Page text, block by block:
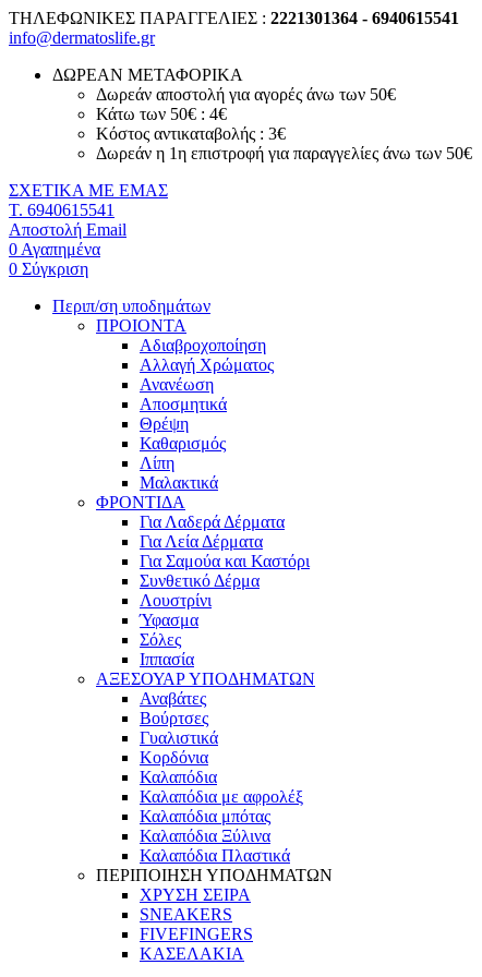
ΤΗΛΕΦΩΝΙΚΕΣ ΠΑΡΑΓΓΕΛΙΕΣ : 2221301364 - 6940615541
info@dermatoslife.gr
ΔΩΡΕΑΝ ΜΕΤΑΦΟΡΙΚΑ
Δωρεάν αποστολή για αγορές άνω των 50€
Κάτω των 50€ : 4€
Κόστος αντικαταβολής : 3€
Δωρεάν η 1η επιστροφή για παραγγελίες άνω των 50€
ΣΧΕΤΙΚΑ ΜΕ ΕΜΑΣ
T. 6940615541
Αποστολή Email
0 Αγαπημένα
0 Σύγκριση
Περιπ/ση υποδημάτων
ΠΡΟΙΟΝΤΑ
Αδιαβροχοποίηση
Αλλαγή Χρώματος
Ανανέωση
Αποσμητικά
Θρέψη
Καθαρισμός
Λίπη
Μαλακτικά
ΦΡΟΝΤΙΔΑ
Για Λαδερά Δέρματα
Για Λεία Δέρματα
Για Σαμούα και Καστόρι
Συνθετικό Δέρμα
Λουστρίνι
Ύφασμα
Σόλες
Ιππασία
ΑΞΕΣΟΥΑΡ ΥΠΟΔΗΜΑΤΩΝ
Αναβάτες
Βούρτσες
Γυαλιστικά
Κορδόνια
Καλαπόδια
Καλαπόδια με αφρολέξ
Καλαπόδια μπότας
Καλαπόδια Ξύλινα
Καλαπόδια Πλαστικά
ΠΕΡΙΠΟΙΗΣΗ ΥΠΟΔΗΜΑΤΩΝ
ΧΡΥΣΗ ΣΕΙΡΑ
SNEAKERS
FIVEFINGERS
ΚΑΣΕΛΑΚΙΑ